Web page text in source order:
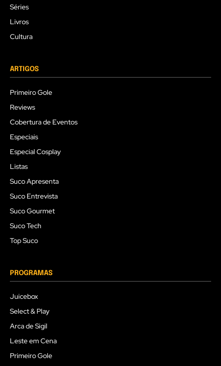
Séries
Livros
Cultura
ARTIGOS
Primeiro Gole
Reviews
Cobertura de Eventos
Especiais
Especial Cosplay
Listas
Suco Apresenta
Suco Entrevista
Suco Gourmet
Suco Tech
Top Suco
PROGRAMAS
Juicebox
Select & Play
Arca de Sigil
Leste em Cena
Primeiro Gole